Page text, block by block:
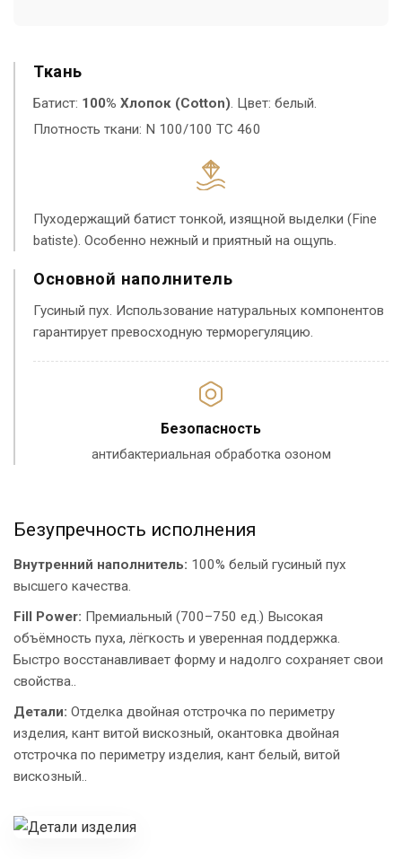
Ткань
Батист: 100% Хлопок (Cotton). Цвет: белый.
Плотность ткани: N 100/100 TC 460
Пуходержащий батист тонкой, изящной выделки (Fine
batiste). Особенно нежный и приятный на ощупь.
Основной наполнитель
Гусиный пух. Использование натуральных компонентов
гарантирует превосходную терморегуляцию.
Безопасность
антибактериальная обработка озоном
Безупречность исполнения
Внутренний наполнитель: 100% белый гусиный пух
высшего качества.
Fill Power: Премиальный (700–750 ед.) Высокая
объёмность пуха, лёгкость и уверенная поддержка.
Быстро восстанавливает форму и надолго сохраняет свои
свойства..
Детали: Отделка двойная отстрочка по периметру
изделия, кант витой вискозный, окантовка двойная
отстрочка по периметру изделия, кант белый, витой
вискозный..